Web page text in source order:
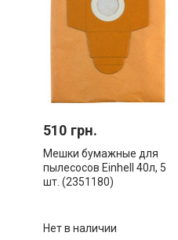
510 грн.
Мешки бумажные для
пылесосов Einhell 40л, 5
шт. (2351180)
Нет в наличии